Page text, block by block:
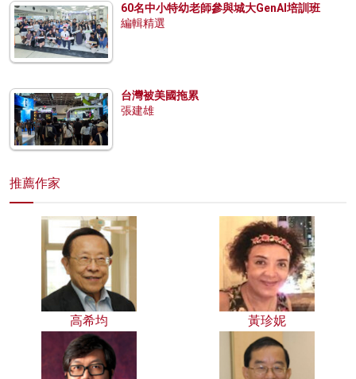
60名中小特幼老師參與城大GenAI培訓班
編輯精選
台灣被美國拖累
張建雄
推薦作家
高希均 黃珍妮